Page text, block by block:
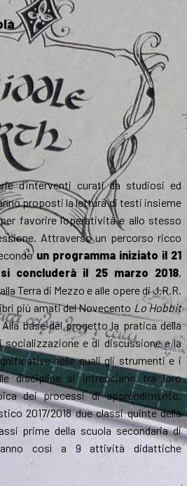
d’interventi curati da studiosi ed
proposti la lettura di testi insieme
favorire l’operatività e allo stesso
Attraverso un percorso ricco
un programma iniziato il 21
concluderà il 25 marzo 2018,
Terra di Mezzo e alle opere di J.R.R.
più amati del Novecento Lo Hobbit
base del progetto la pratica della
e di discussione e la
nelle quali gli strumenti e i
discipline si intrecciano tra loro
dei processi di apprendimento.
2017/2018 due classi quinte della
prime della scuola secondaria di
così a 9 attività didattiche